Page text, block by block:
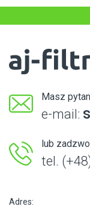
Masz
e-mail:
lub
tel.
Adres: